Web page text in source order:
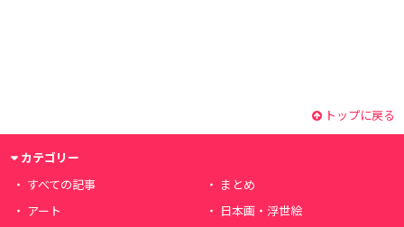
トップに戻る
カテゴリー
すべての記事
まとめ
アート
日本画・浮世絵